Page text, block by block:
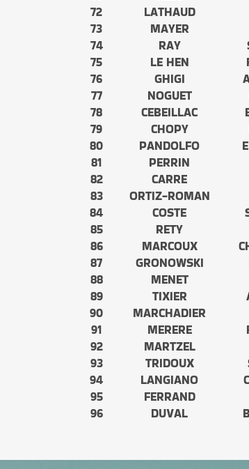
72
LATHAUD
73
MAYER
74
RAY
75
LE HEN
76
GHIGI
77
NOGUET
78
CEBEILLAC
79
CHOPY
80
PANDOLFO
81
PERRIN
82
CARRE
83
ORTIZ-ROMAN
84
COSTE
85
RETY
86
MARCOUX
87
GRONOWSKI
88
MENET
89
TIXIER
90
MARCHADIER
91
MERERE
92
MARTZEL
93
TRIDOUX
94
LANGIANO
95
FERRAND
96
DUVAL